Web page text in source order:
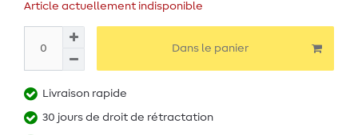
Article actuellement indisponible
Dans le panier
Livraison rapide
30 jours de droit de rétractation